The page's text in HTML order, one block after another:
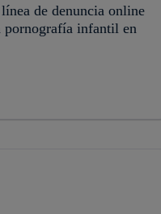
de denuncia online
pornografía infantil en